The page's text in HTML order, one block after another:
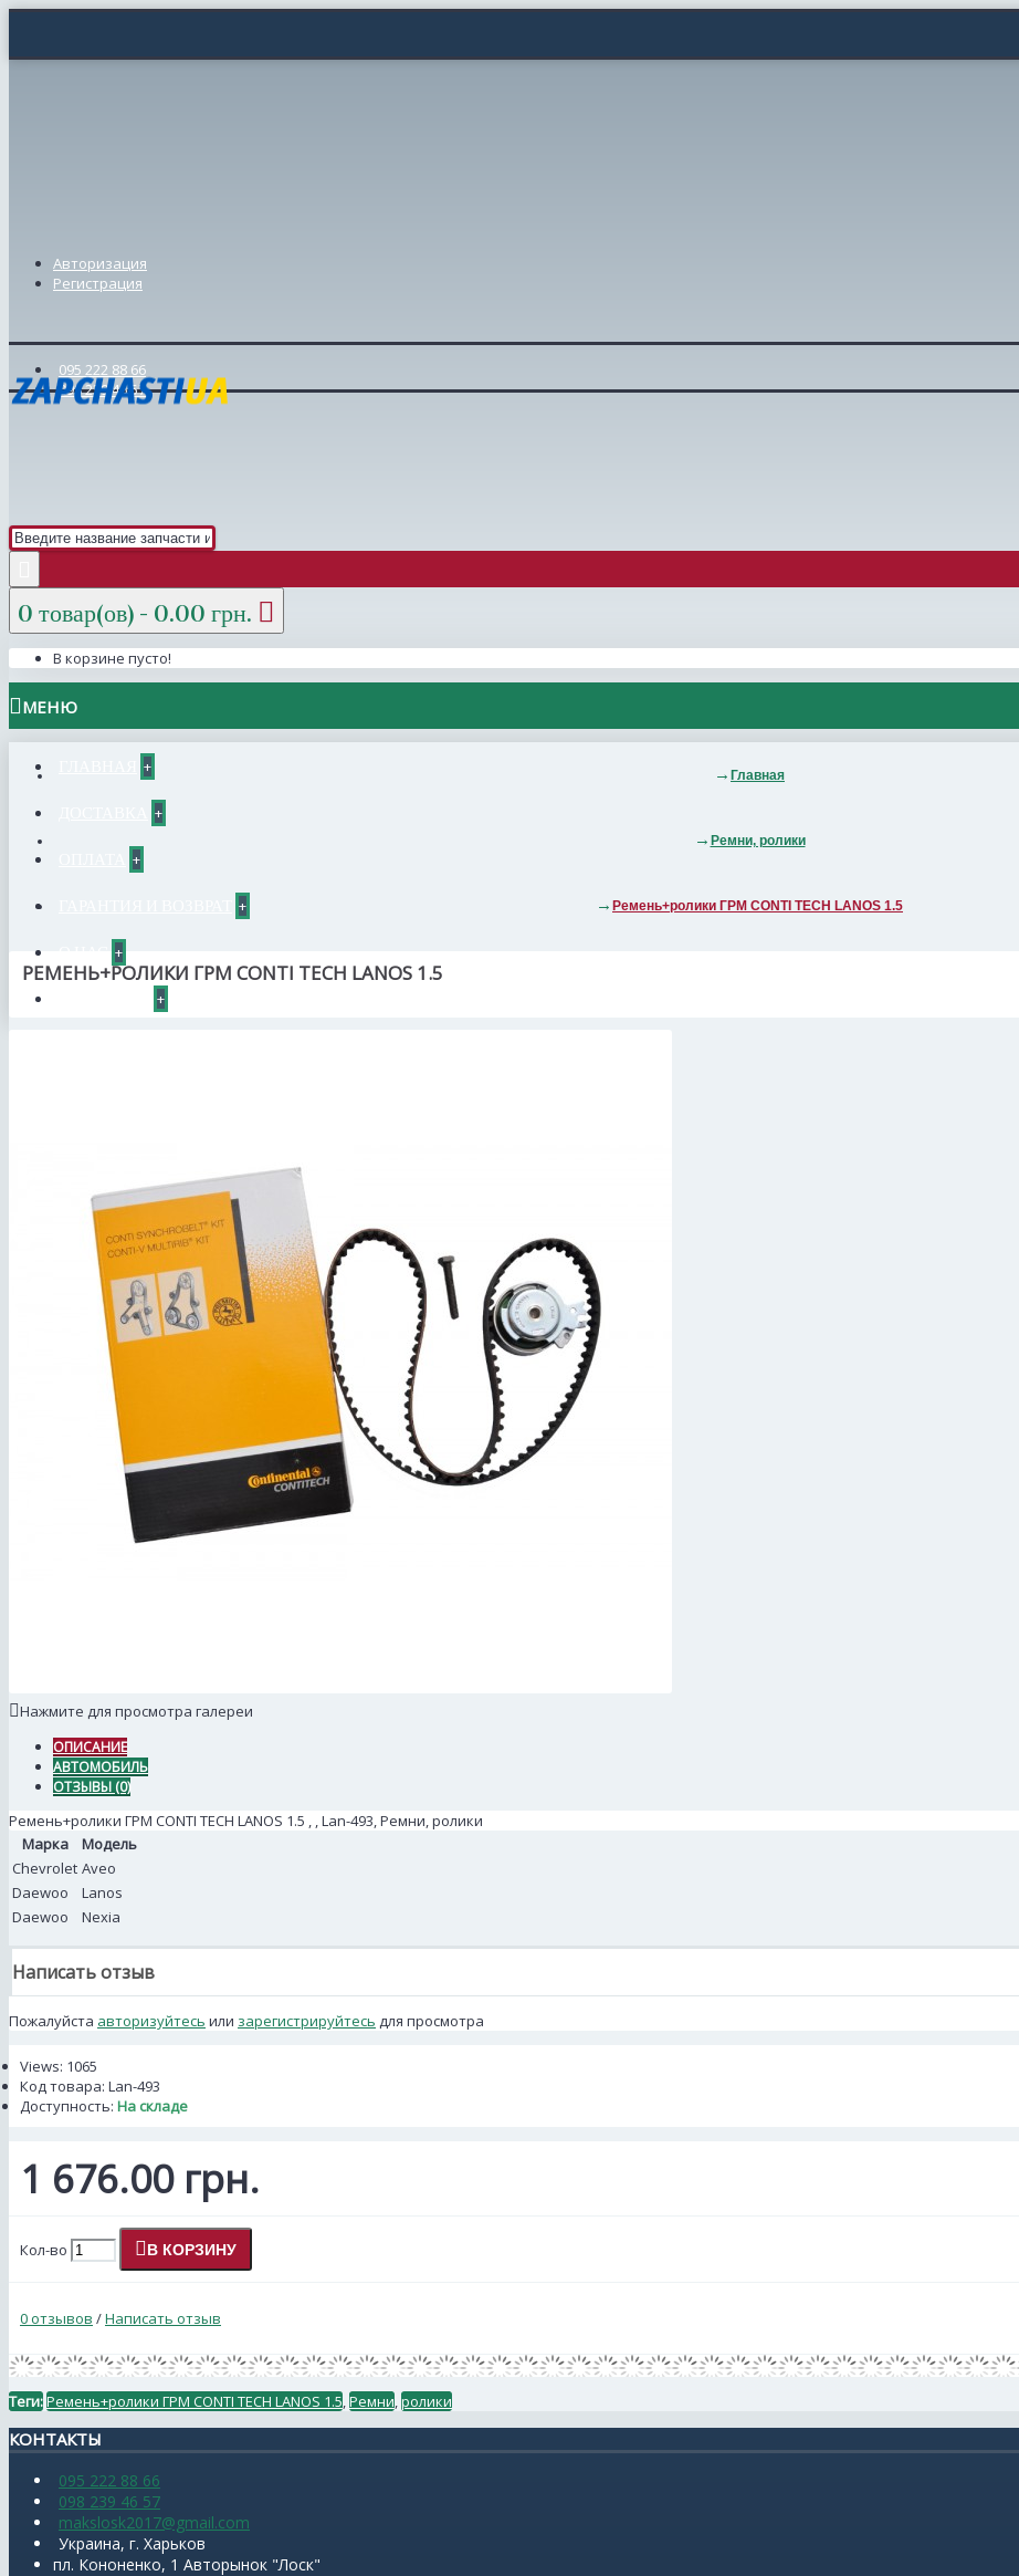
Авторизация
Регистрация
095 222 88 66
098 239 46 57
0 товар(ов) - 0.00 грн.
В корзине пусто!
МЕНЮ
+
+
+
+
+
+
Главная
Ремни, ролики
Ремень+ролики ГРМ CONTI TECH LANOS 1.5
РЕМЕНЬ+РОЛИКИ ГРМ CONTI TECH LANOS 1.5
Нажмите для просмотра галереи
ОПИСАНИЕ
АВТОМОБИЛЬ
ОТЗЫВЫ (0)
Ремень+ролики ГРМ CONTI TECH LANOS 1.5 , , Lan-493, Ремни, ролики
Марка
Модель
Chevrolet Aveo
Daewoo
Lanos
Daewoo
Nexia
Написать отзыв
Пожалуйста авторизуйтесь или зарегистрируйтесь для просмотра
Views: 1065
Код товара: Lan-493
Доступность: На складе
1 676.00 грн.
Кол-во В КОРЗИНУ
0 отзывов /Написать отзыв
Теги:Ремень+ролики ГРМ CONTI TECH LANOS 1.5,Ремни,ролики
КОНТАКТЫ
095 222 88 66
098 239 46 57
makslosk2017@gmail.com
Украина, г. Харьков
пл. Кононенко, 1 Авторынок "Лоск"